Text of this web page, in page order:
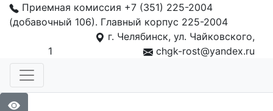
Приемная комиссия +7 (351) 225-2004
(добавочный 106). Главный корпус 225-2004
г. Челябинск, ул. Чайковского,
1
chgk-rost@yandex.ru